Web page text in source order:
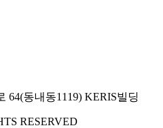
64(동내동1119) KERIS빌딩
RESERVED